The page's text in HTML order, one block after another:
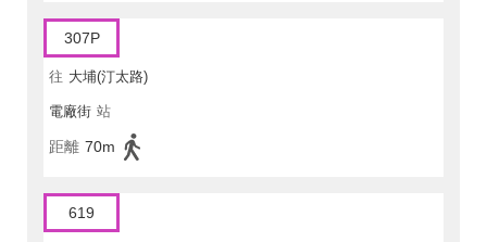
307P
往 大埔(汀太路)
電廠街 站
距離 70m
619